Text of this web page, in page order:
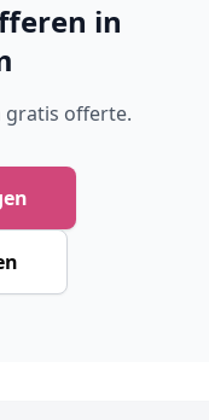
in
gratis offerte.